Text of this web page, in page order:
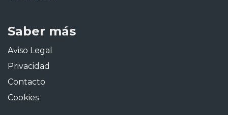
Saber más
Aviso Legal
Privacidad
Contacto
Cookies